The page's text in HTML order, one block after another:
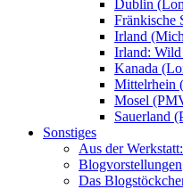
Dublin
Fränkische
Irland
Irland:
Kanada
Mittelrhein
Mosel
Sauerland
Sonstiges
Aus der
Blogvorstellungen
Das